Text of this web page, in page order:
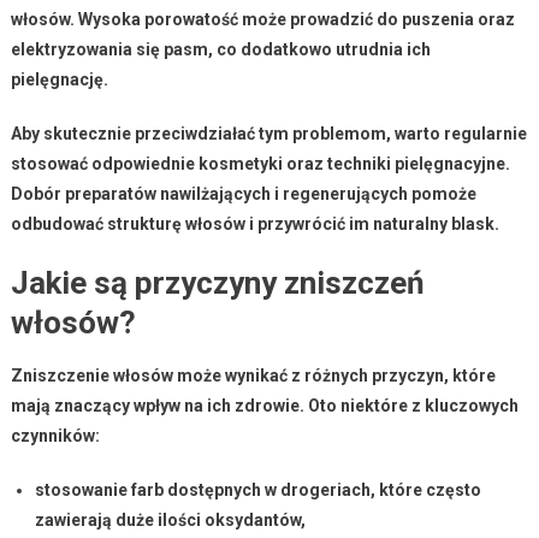
włosów. Wysoka porowatość może prowadzić do puszenia oraz
elektryzowania się pasm, co dodatkowo utrudnia ich
pielęgnację.
Aby skutecznie przeciwdziałać tym problemom, warto regularnie
stosować odpowiednie kosmetyki oraz techniki pielęgnacyjne.
Dobór preparatów nawilżających i regenerujących pomoże
odbudować strukturę włosów i przywrócić im naturalny blask.
Jakie są przyczyny zniszczeń
włosów?
Zniszczenie włosówmoże wynikać z różnych przyczyn, które
mają znaczący wpływ na ich zdrowie. Oto niektóre z kluczowych
czynników:
stosowanie farb dostępnych w drogeriach, które często
zawierają duże ilości oksydantów,